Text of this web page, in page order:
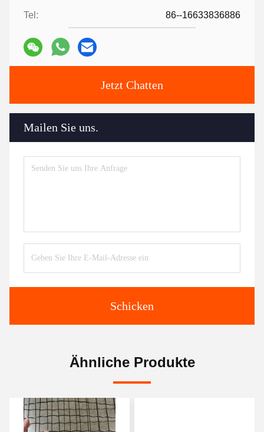
Tel: 86--16633836886
Jetzt Chatten
Mailen Sie uns.
Schicken
Ähnliche Produkte